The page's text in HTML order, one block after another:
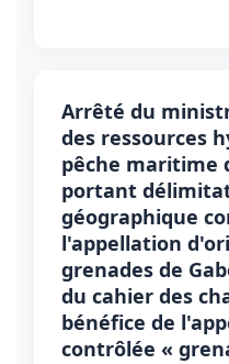
Arrêté du
des ressources
pêche maritime
portant
géographique
l'appellation
grenades de
du cahier des
bénéfice de
contrôlée «